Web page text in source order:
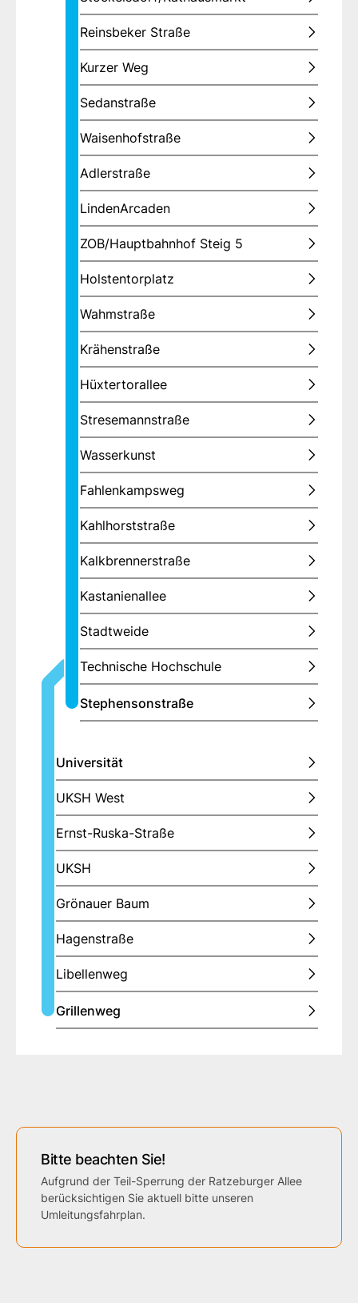
Reinsbeker Straße
Kurzer Weg
Sedanstraße
Waisenhofstraße
Adlerstraße
LindenArcaden
ZOB/Hauptbahnhof Steig 5
Holstentorplatz
Wahmstraße
Krähenstraße
Hüxtertorallee
Stresemannstraße
Wasserkunst
Fahlenkampsweg
Kahlhorststraße
Kalkbrennerstraße
Kastanienallee
Stadtweide
Technische Hochschule
Stephensonstraße
Universität
UKSH West
Ernst-Ruska-Straße
UKSH
Grönauer Baum
Hagenstraße
Libellenweg
Grillenweg
Bitte beachten Sie!
Aufgrund der Teil-Sperrung der Ratzeburger Allee
berücksichtigen Sie aktuell bitte unseren
Umleitungsfahrplan.